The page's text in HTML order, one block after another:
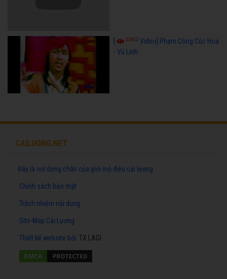
23612 Video] Phạm Công Cúc Hoa
- Vũ Linh
CAILUONG.NET
Đây là nơi dừng chân của giới mộ điệu cải lương
Chính sách bảo mật
Trách nhiệm nội dung
Site-Map Cải Lương
Thiết kế website bởi: TX LAGI